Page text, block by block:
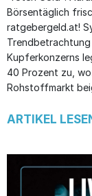
Börsentäglich
ratgebergeld.at!
Kupferkonzerns
40 Prozent zu,
Rohstoffmarkt
ARTIKEL